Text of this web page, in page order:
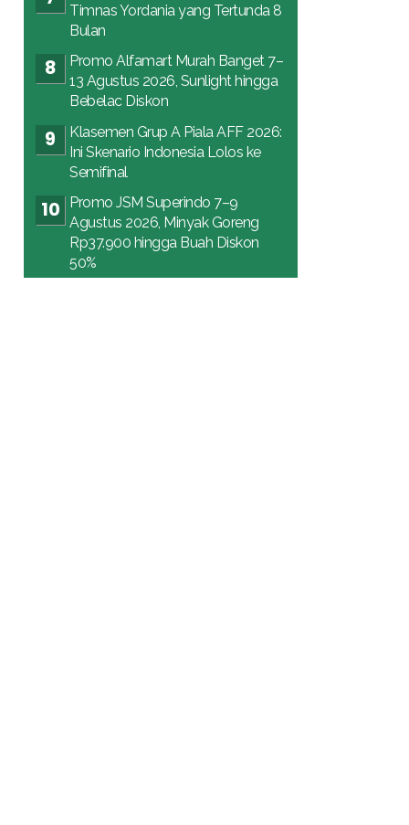
Timnas Yordania yang Tertunda 8
Bulan
Promo Alfamart Murah Banget 7–
13 Agustus 2026, Sunlight hingga
Bebelac Diskon
Klasemen Grup A Piala AFF 2026:
Ini Skenario Indonesia Lolos ke
Semifinal
Promo JSM Superindo 7–9
Agustus 2026, Minyak Goreng
Rp37.900 hingga Buah Diskon
50%